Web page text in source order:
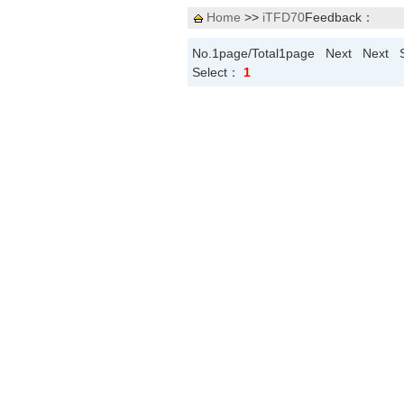
Home >> iTFD70Feedback：
No.1page/Total1page Next Next
Select： 1